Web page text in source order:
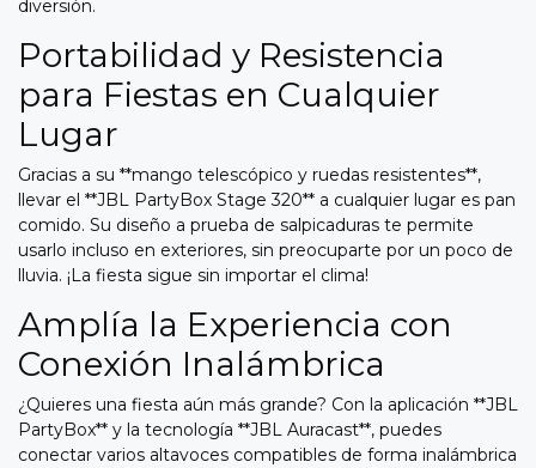
diversión.
Portabilidad y Resistencia
para Fiestas en Cualquier
Lugar
Gracias a su **mango telescópico y ruedas resistentes**,
llevar el **JBL PartyBox Stage 320** a cualquier lugar es pan
comido. Su diseño a prueba de salpicaduras te permite
usarlo incluso en exteriores, sin preocuparte por un poco de
lluvia. ¡La fiesta sigue sin importar el clima!
Amplía la Experiencia con
Conexión Inalámbrica
¿Quieres una fiesta aún más grande? Con la aplicación **JBL
PartyBox** y la tecnología **JBL Auracast**, puedes
conectar varios altavoces compatibles de forma inalámbrica